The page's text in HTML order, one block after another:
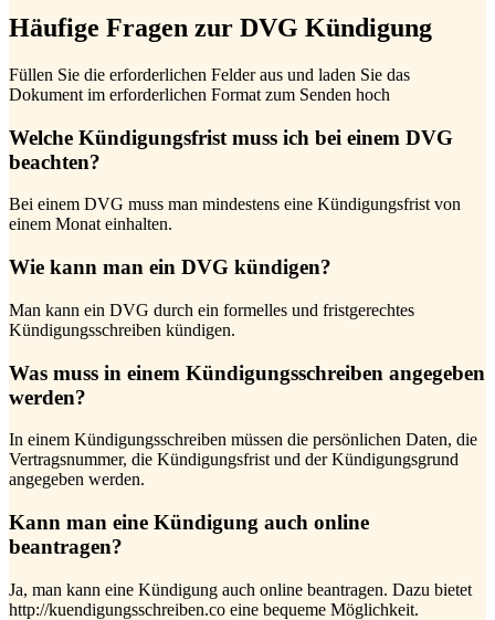
Häufige Fragen zur DVG Kündigung
Füllen Sie die erforderlichen Felder aus und laden Sie das
Dokument im erforderlichen Format zum Senden hoch
Welche Kündigungsfrist muss ich bei einem DVG
beachten?
Bei einem DVG muss man mindestens eine Kündigungsfrist von
einem Monat einhalten.
Wie kann man ein DVG kündigen?
Man kann ein DVG durch ein formelles und fristgerechtes
Kündigungsschreiben kündigen.
Was muss in einem Kündigungsschreiben angegeben
werden?
In einem Kündigungsschreiben müssen die persönlichen Daten, die
Vertragsnummer, die Kündigungsfrist und der Kündigungsgrund
angegeben werden.
Kann man eine Kündigung auch online
beantragen?
Ja, man kann eine Kündigung auch online beantragen. Dazu bietet
http://kuendigungsschreiben.co eine bequeme Möglichkeit.